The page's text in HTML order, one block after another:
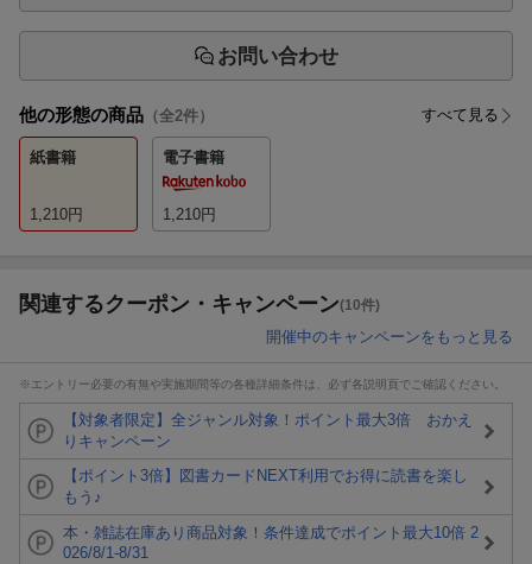
お問い合わせ
他の形態の商品 （全2件） すべて見る
紙書籍
1,210円
電子書籍
1,210円
関連するクーポン・キャンペーン(10件)
開催中のキャンペーンをもっと見る
※エントリー必要の有無や実施期間等の各種詳細条件は、必ず各説明頁でご確認ください。
【対象者限定】全ジャンル対象！ポイント最大3倍 おかえ
りキャンペーン
【ポイント3倍】図書カードNEXT利用でお得に読書を楽し
もう♪
本・雑誌在庫あり商品対象！条件達成でポイント最大10倍 2
026/8/1-8/31